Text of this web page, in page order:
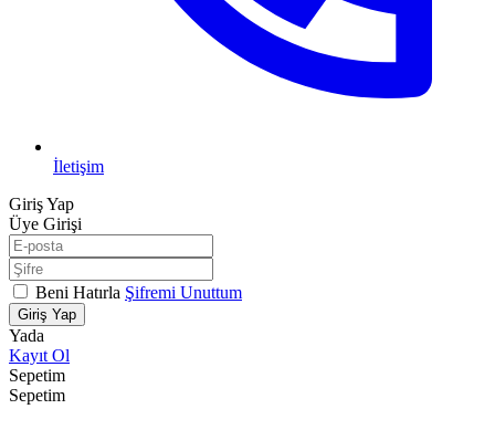
İletişim
Giriş Yap
Üye Girişi
Beni Hatırla Şifremi Unuttum
Giriş Yap
Yada
Kayıt Ol
Sepetim
Sepetim